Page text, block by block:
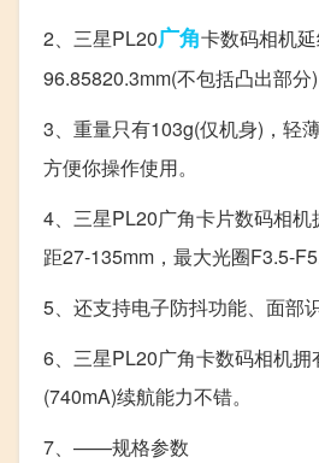
2、三星PL20广角卡数码相机
96.85820.3mm(不包括凸出部分)
3、重量只有103g(仅机身)，轻
方便你操作使用。
4、三星PL20广角卡片数码相
距27-135mm，最大光圈F3.5-
5、还支持电子防抖功能、面部
6、三星PL20广角卡数码相机
(740mA)续航能力不错。
7、——规格参数